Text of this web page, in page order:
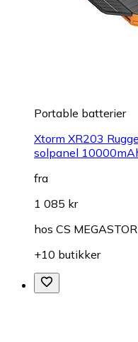
Portable batterier
Xtorm XR203
solpanel
fra
1 085 kr
hos CS
+10 butikker